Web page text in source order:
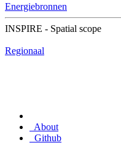
Energiebronnen
INSPIRE - Spatial scope
Regionaal
About
Github